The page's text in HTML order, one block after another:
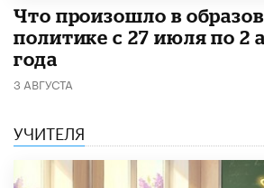
​Что произошло в
политике с 27 июля по 2
года
3 АВГУСТА
УЧИТЕЛЯ